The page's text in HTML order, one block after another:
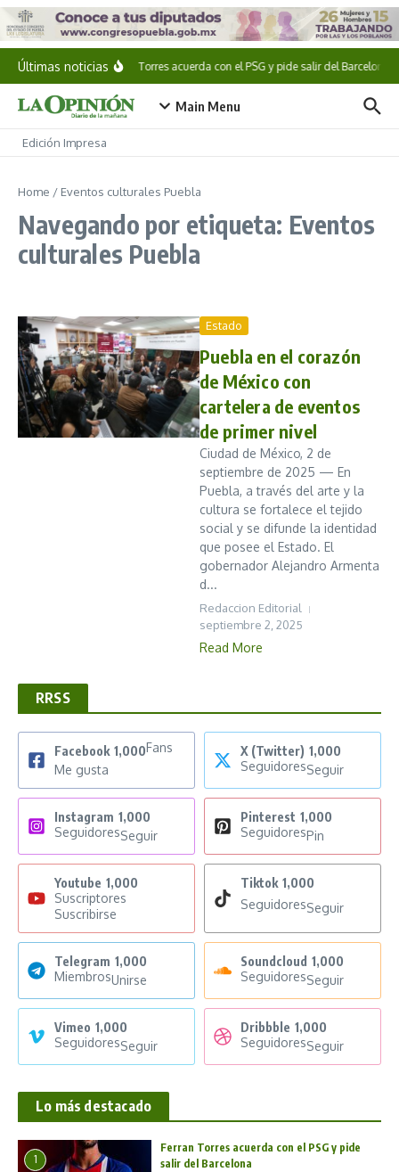
Saltar al contenido
Últimas noticiasFerran Torres acuerda con el PSG y pide salir del Barcelona
Main Menu
Edición Impresa
Home / Eventos culturales Puebla
Navegando por etiqueta: Eventos
culturales Puebla
Estado
Puebla en el corazón
de México con
cartelera de eventos
de primer nivel
Ciudad de México, 2 de
septiembre de 2025 — En
Puebla, a través del arte y la
cultura se fortalece el tejido
social y se difunde la identidad
que posee el Estado. El
gobernador Alejandro Armenta
d...
Redaccion Editorial
septiembre 2, 2025
Read More
RRSS
Facebook 1,000Fans
Me gusta
X (Twitter) 1,000
SeguidoresSeguir
Instagram 1,000
SeguidoresSeguir
Pinterest 1,000
SeguidoresPin
Youtube 1,000
Suscriptores
Suscribirse
Tiktok 1,000
SeguidoresSeguir
Telegram 1,000
MiembrosUnirse
Soundcloud 1,000
SeguidoresSeguir
Vimeo 1,000
SeguidoresSeguir
Dribbble 1,000
SeguidoresSeguir
Lo más destacado
1
Ferran Torres acuerda con el PSG y pide
salir del Barcelona